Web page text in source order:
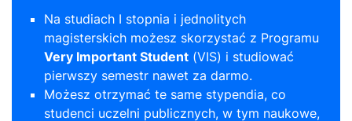
Na studiach I stopnia i jednolitych
magisterskich możesz skorzystać z Programu
Very Important Student (VIS) i studiować
pierwszy semestr nawet za darmo.
Możesz otrzymać te same stypendia, co
studenci uczelni publicznych, w tym naukowe,